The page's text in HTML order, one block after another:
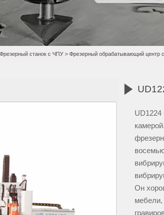
Фрезерный станок с ЧПУ> Фрезерный обрабатывающий центр

Он